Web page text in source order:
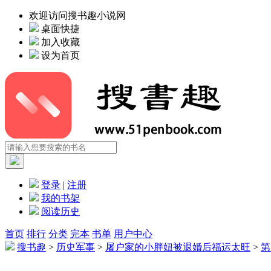
欢迎访问搜书趣小说网
桌面快捷
加入收藏
设为首页
登录 | 注册
我的书架
阅读历史
首页 排行 分类 完本 书单 用户中心
搜书趣 > 历史军事 > 屠户家的小胖妞被退婚后福运太旺 >